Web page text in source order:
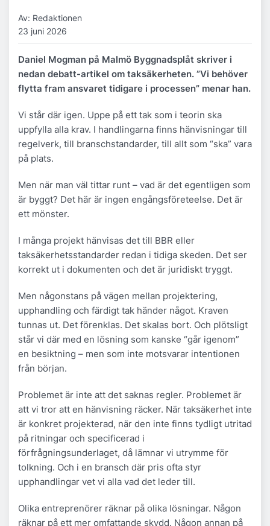
Av: Redaktionen
23 juni 2026
Daniel Mogman på Malmö Byggnadsplåt skriver i
nedan debatt-artikel om taksäkerheten. ”Vi behöver
flytta fram ansvaret tidigare i processen” menar han.
Vi står där igen. Uppe på ett tak som i teorin ska
uppfylla alla krav. I handlingarna finns hänvisningar till
regelverk, till branschstandarder, till allt som “ska” vara
på plats.
Men när man väl tittar runt – vad är det egentligen som
är byggt? Det här är ingen engångsföreteelse. Det är
ett mönster.
I många projekt hänvisas det till BBR eller
taksäkerhetsstandarder redan i tidiga skeden. Det ser
korrekt ut i dokumenten och det är juridiskt tryggt.
Men någonstans på vägen mellan projektering,
upphandling och färdigt tak händer något. Kraven
tunnas ut. Det förenklas. Det skalas bort. Och plötsligt
står vi där med en lösning som kanske “går igenom”
en besiktning – men som inte motsvarar intentionen
från början.
Problemet är inte att det saknas regler. Problemet är
att vi tror att en hänvisning räcker. När taksäkerhet inte
är konkret projekterad, när den inte finns tydligt utritad
på ritningar och specificerad i
förfrågningsunderlaget, då lämnar vi utrymme för
tolkning. Och i en bransch där pris ofta styr
upphandlingar vet vi alla vad det leder till.
Olika entreprenörer räknar på olika lösningar. Någon
räknar på ett mer omfattande skydd. Någon annan på